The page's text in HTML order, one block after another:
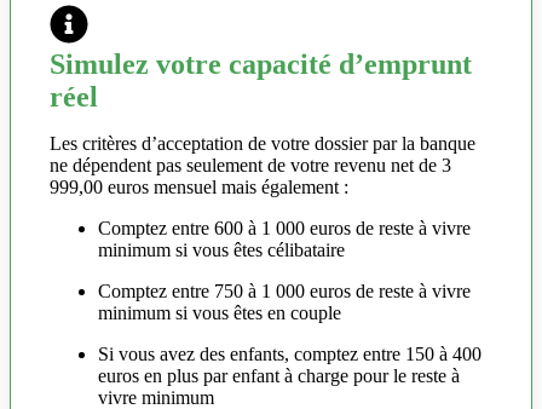
Simulez votre capacité d’emprunt
réel
Les critères d’acceptation de votre dossier par la banque
ne dépendent pas seulement de votre revenu net de 3
999,00 euros mensuel mais également :
Comptez entre 600 à 1 000 euros de reste à vivre
minimum si vous êtes célibataire
Comptez entre 750 à 1 000 euros de reste à vivre
minimum si vous êtes en couple
Si vous avez des enfants, comptez entre 150 à 400
euros en plus par enfant à charge pour le reste à
vivre minimum